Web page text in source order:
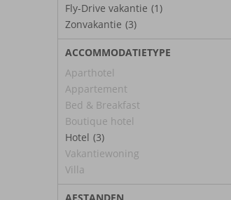
Fly-Drive vakantie (1)
Zonvakantie (3)
ACCOMMODATIETYPE
Aparthotel
Appartement
Bed & Breakfast
Boutique hotel
Hotel (3)
Vakantiewoning
Villa